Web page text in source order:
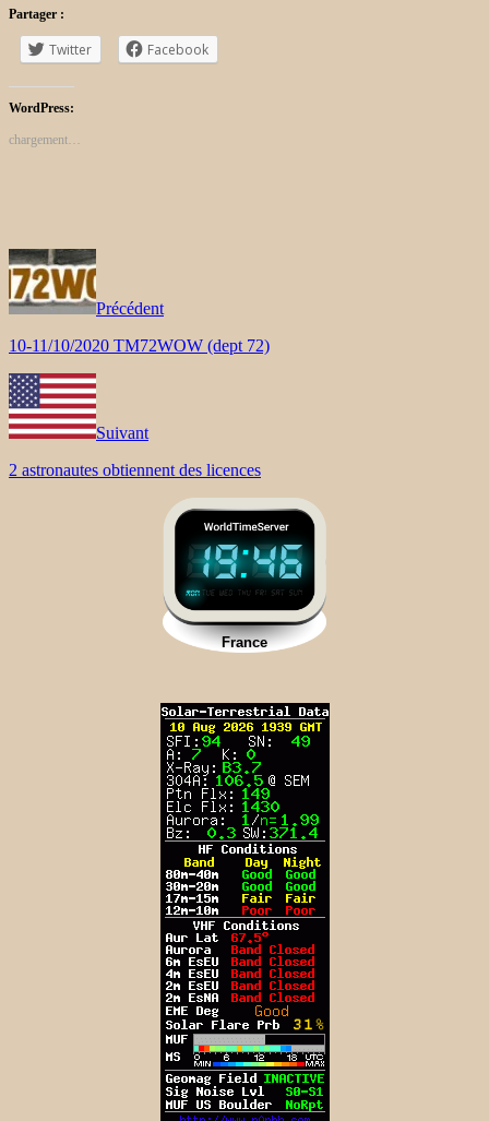
Partager :
Twitter Facebook
WordPress:
chargement…
Précédent
10-11/10/2020 TM72WOW (dept 72)
Suivant
2 astronautes obtiennent des licences